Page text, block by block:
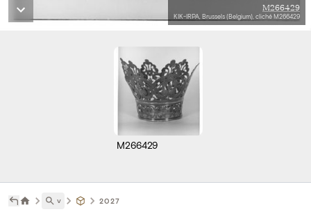
M266429
KIK-IRPA, Brussels (Belgium), cliché M266429
M266429
˅ 2027